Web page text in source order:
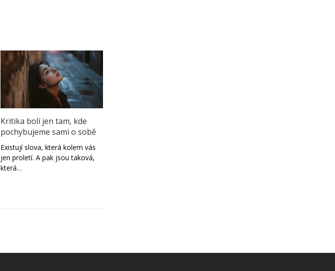
Kritika bolí jen tam, kde
pochybujeme sami o sobě
Existují slova, která kolem vás
jen proletí. A pak jsou taková,
která…